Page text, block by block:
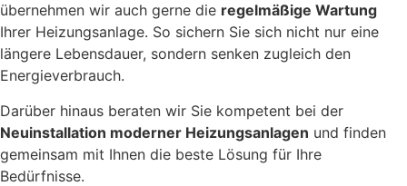
übernehmen wir auch gerne die regelmäßige Wartung
Ihrer Heizungsanlage. So sichern Sie sich nicht nur eine
längere Lebensdauer, sondern senken zugleich den
Energieverbrauch.
Darüber hinaus beraten wir Sie kompetent bei der
Neuinstallation moderner Heizungsanlagen und finden
gemeinsam mit Ihnen die beste Lösung für Ihre
Bedürfnisse.